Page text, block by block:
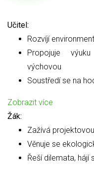
Učitel:
Rozvíjí
Propojuje
výchovou
Soustředí se na
Zobrazit více
Žák:
Zažívá
Věnuje se
Řeší dilemata, hájí